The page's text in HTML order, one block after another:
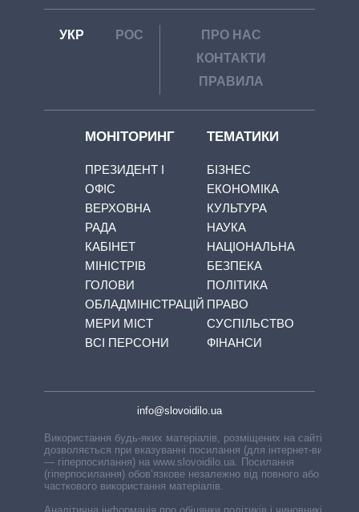
УКР РОС
ПРО НАС
КОНТАКТИ
ПРАВИЛА
МОНІТОРИНГ
ПРЕЗИДЕНТ І
ОФІС
ВЕРХОВНА
РАДА
КАБІНЕТ
МІНІСТРІВ
ГОЛОВИ
ОБЛАДМІНІСТРАЦІЙ
МЕРИ МІСТ
ВСІ ПЕРСОНИ
ТЕМАТИКИ
БІЗНЕС
ЕКОНОМІКА
КУЛЬТУРА
НАУКА
НАЦІОНАЛЬНА
БЕЗПЕКА
ПОЛІТИКА
ПРАВО
СУСПІЛЬСТВО
ФІНАНСИ
info@slovoidilo.ua
Використання будь-яких матеріалів, розміщених на сайті,
дозволяється при вказуванні посилання (для інтернет-видань
— гіперпосилання) на www.slovoidilo.ua. Посилання
(гіперпосилання) обов’язкове незалежно від повного або
часткового використання матеріалів.
Аналітична інформація про обіцянки політиків і чиновників,